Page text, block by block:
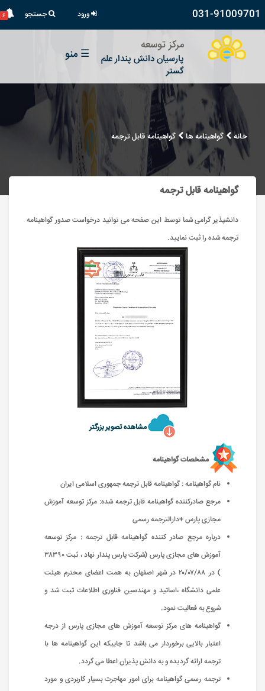
031-91009701 ورود جستجو ۶
مرکز توسعه
پارسیان دانش پندار علم
گستر
☰ منو
خانه گواهینامه ها گواهینامه قابل ترجمه
گواهینامه قابل ترجمه
دانشپذیر گرامی شما توسط این صفحه می توانید درخواست صدور گواهینامه
ترجمه شده را ثبت نمایید.
مشاهده تصویر بزرگتر
مشخصات گواهینامه
نام گواهینامه : گواهینامه قابل ترجمه جمهوری اسلامی ایران
مرجع صادرکننده گواهینامه قابل ترجمه شده: مرکز توسعه آموزش
مجازی پارس +دارالترجمه رسمی
درباره مرجع صادر کننده گواهینامه قابل ترجمه : مرکز توسعه
آموزش های مجازی پارس (شرکت پارس پندار نهاد ، ثبت ۳۸۳۹۰
) در ۲۰/۰۷/۸۸ در شهر اصفهان به همت اعضای محترم هیئت
علمی دانشگاه ،اساتید و مهندسین فناوری اطلاعات ثبت شد و
شروع به فعالیت نمود.
گواهینامه های مرکز توسعه آموزش های مجازی پارس از درجه
اعتبار بالایی برخوردار می باشد تا جاییکه این گواهینامه ها با
ترجمه ارائه گردیده و به دانش پذیران اعطا می گردد.
ترجمه رسمی گواهینامه برای امور مهاجرت بسیار کاربردی و مورد